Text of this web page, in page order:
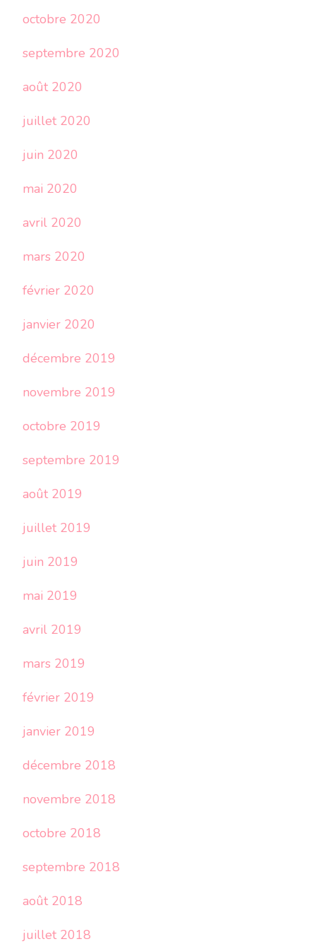
octobre 2020
septembre 2020
août 2020
juillet 2020
juin 2020
mai 2020
avril 2020
mars 2020
février 2020
janvier 2020
décembre 2019
novembre 2019
octobre 2019
septembre 2019
août 2019
juillet 2019
juin 2019
mai 2019
avril 2019
mars 2019
février 2019
janvier 2019
décembre 2018
novembre 2018
octobre 2018
septembre 2018
août 2018
juillet 2018